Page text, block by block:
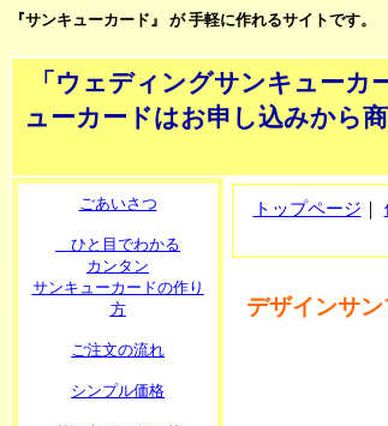
『サンキューカード』 が 手軽に作れるサイトです。
「ウェディングサンキュー
ューカードはお申し込みから
ごあいさつ
ひと目でわかる
カンタン
サンキューカードの作り
方
ご注文の流れ
シンプル価格
トップページ
デザインサ